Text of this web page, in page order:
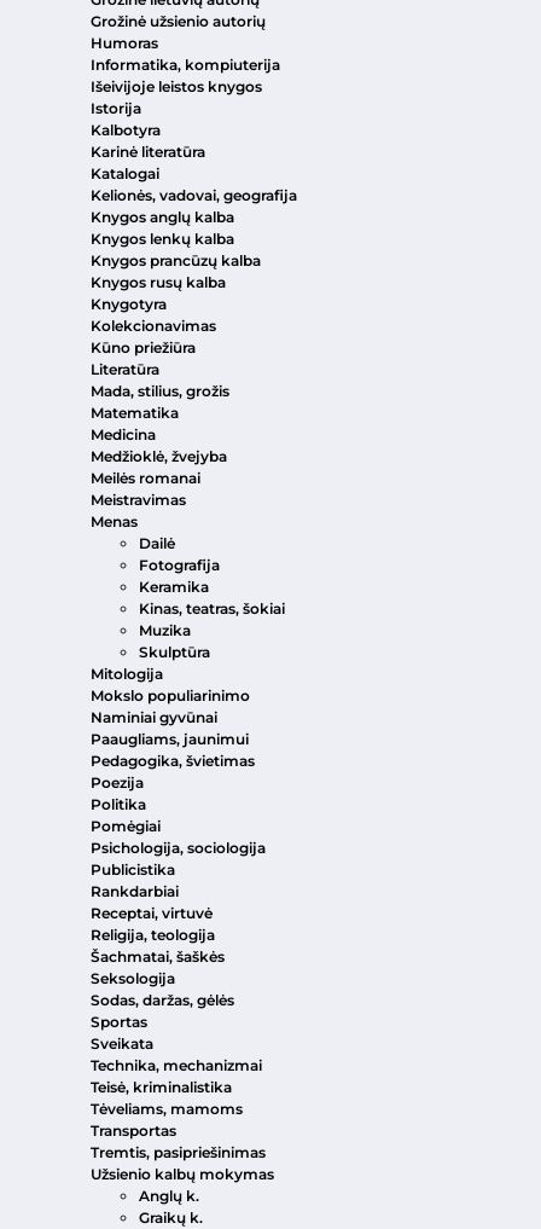
Grožinė užsienio autorių
Humoras
Informatika, kompiuterija
Išeivijoje leistos knygos
Istorija
Kalbotyra
Karinė literatūra
Katalogai
Kelionės, vadovai, geografija
Knygos anglų kalba
Knygos lenkų kalba
Knygos prancūzų kalba
Knygos rusų kalba
Knygotyra
Kolekcionavimas
Kūno priežiūra
Literatūra
Mada, stilius, grožis
Matematika
Medicina
Medžioklė, žvejyba
Meilės romanai
Meistravimas
Menas
Dailė
Fotografija
Keramika
Kinas, teatras, šokiai
Muzika
Skulptūra
Mitologija
Mokslo populiarinimo
Naminiai gyvūnai
Paaugliams, jaunimui
Pedagogika, švietimas
Poezija
Politika
Pomėgiai
Psichologija, sociologija
Publicistika
Rankdarbiai
Receptai, virtuvė
Religija, teologija
Šachmatai, šaškės
Seksologija
Sodas, daržas, gėlės
Sportas
Sveikata
Technika, mechanizmai
Teisė, kriminalistika
Tėveliams, mamoms
Transportas
Tremtis, pasipriešinimas
Užsienio kalbų mokymas
Anglų k.
Graikų k.